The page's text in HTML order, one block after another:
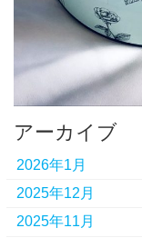
アーカイブ
2026年1月
2025年12月
2025年11月